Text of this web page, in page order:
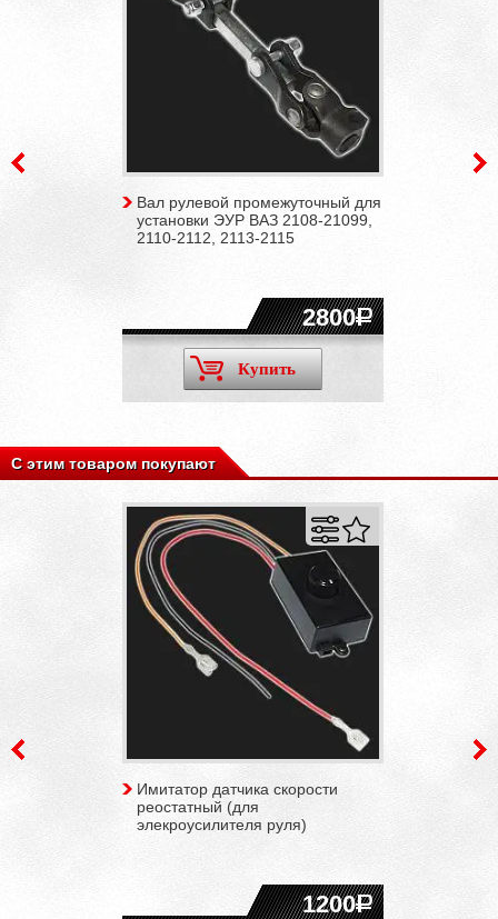
Вал рулевой промежуточный для
установки ЭУР ВАЗ 2108-21099,
2110-2112, 2113-2115
2800
Купить
С этим товаром покупают
Имитатор датчика скорости
реостатный (для
элекроусилителя руля)
1200